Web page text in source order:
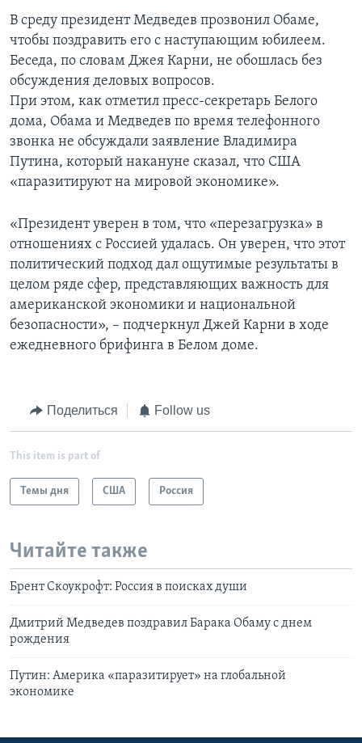
В среду президент Медведев прозвонил Обаме,
чтобы поздравить его с наступающим юбилеем.
Беседа, по словам Джея Карни, не обошлась без
обсуждения деловых вопросов.
При этом, как отметил пресс-секретарь Белого
дома, Обама и Медведев по время телефонного
звонка не обсуждали заявление Владимира
Путина, который накануне сказал, что США
«паразитируют на мировой экономике».
«Президент уверен в том, что «перезагрузка» в
отношениях с Россией удалась. Он уверен, что этот
политический подход дал ощутимые результаты в
целом ряде сфер, представляющих важность для
американской экономики и национальной
безопасности», – подчеркнул Джей Карни в ходе
ежедневного брифинга в Белом доме.
Поделиться Follow us
This item is part of
Темы дня США Россия
Читайте также
Брент Скоукрофт: Россия в поисках души
Дмитрий Медведев поздравил Барака Обаму с днем
рождения
Путин: Америка «паразитирует» на глобальной
экономике